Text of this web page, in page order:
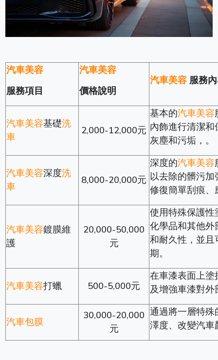
汽車美容
服務項目
汽車美容
價格說明
汽車美容服務
汽車美容基礎洗
車
2,000-12,000元
基本的汽車美容
內飾進行清潔
灰塵和污垢，。
汽車美容深度洗
車
8,000-20,000元
深度的汽車美容
以去除的髒污
修復簡單刮痕
汽車美容鍍膜維
護
20,000-50,000
元
使用特殊保護
化學品和其他
和耐久性，並
期。
汽車美容打蠟 500-5,000元
在車漆表面上
及增強車漆對
汽車包膜
30,000-20,000
元
通過將一層特
澤度、改變汽